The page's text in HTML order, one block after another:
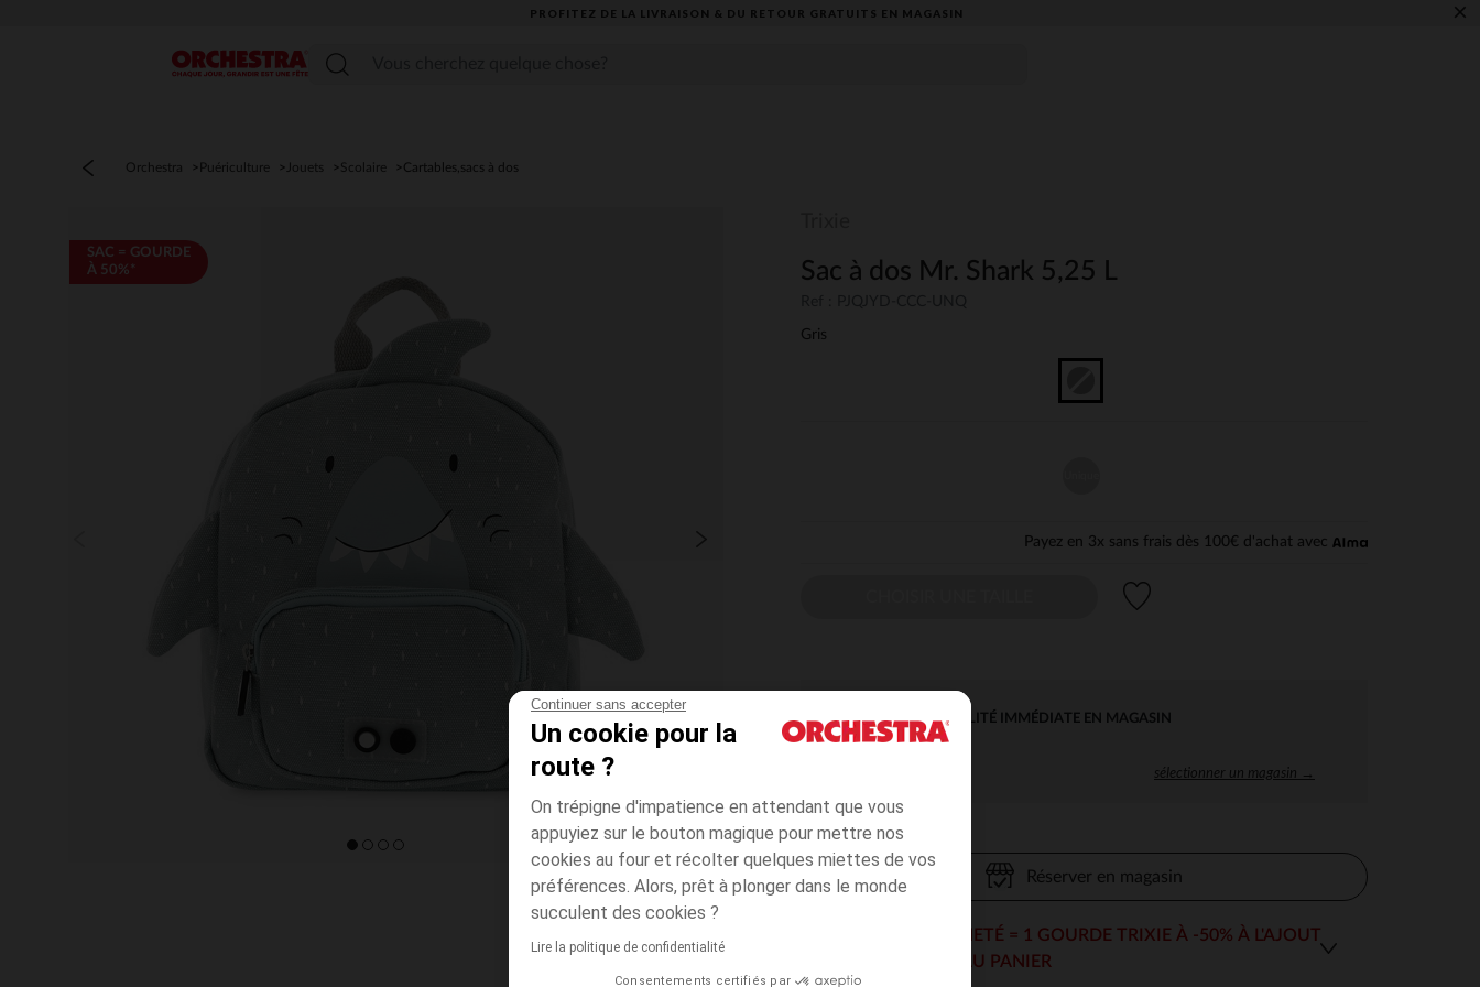
Continuer sans accepter
Un cookie pour la
route ?
On trépigne d'impatience en attendant que vous
appuyiez sur le bouton magique pour mettre nos
cookies au four et récolter quelques miettes de vos
préférences. Alors, prêt à plonger dans le monde
succulent des cookies ?
Lire la politique de confidentialité
Consentements certifiés par
PROFITEZ DE LA LIVRAISON & DU RETOUR GRATUITS EN MAGASIN​ ×
Menu
Orchestra Puériculture Jouets Scolaire Cartables,sacs à dos
SAC = GOURDE
À 50%*
Sac à dos Mr. Shark 5,25 L
Gris
Payez en 3x sans frais dès 100€ d'achat avec
DISPONIBILITÉ IMMÉDIATE EN MAGASIN
sélectionner un magasin →
Réserver en magasin
1 SAC TRIXIE ACHETÉ = 1 GOURDE TRIXIE À -50% À L'AJOUT
DES 2 ARTICLES AU PANIER